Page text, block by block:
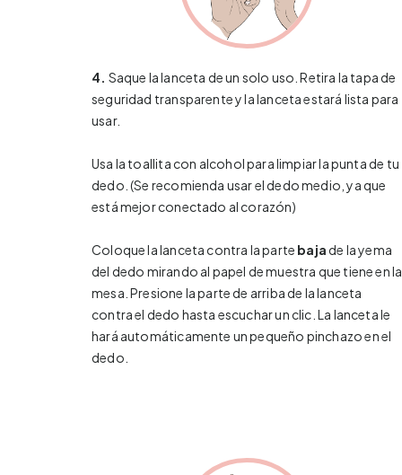
4. Saque la lanceta de un solo uso. Retira la tapa de
seguridad transparente y la lanceta estará lista para
usar.
Usa la toallita con alcohol para limpiar la punta de tu
dedo. (Se recomienda usar el dedo medio, ya que
está mejor conectado al corazón)
Coloque la lanceta contra la parte bajade la yema
del dedo mirando al papel de muestra que tiene en la
mesa. Presione la parte de arriba de la lanceta
contra el dedo hasta escuchar un clic. La lanceta le
hará automáticamente un pequeño pinchazo en el
dedo.